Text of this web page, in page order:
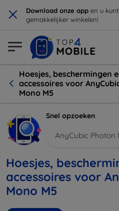
× Download onze app en u kunt
gemakkelijker winkelen!
Hoesjes, beschermingen
accessoires voor
Mono M5
Snel opzoeken
AnyCubic Photon
Hoesjes,
accessoires voor
Mono M5